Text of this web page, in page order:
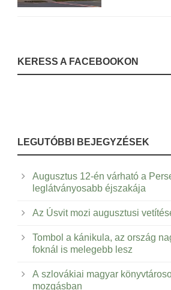
KERESS A FACEBOOKON
LEGUTÓBBI BEJEGYZÉSEK
Augusztus 12-én várható a
leglátványosabb éjszakája
Az Úsvit mozi augusztusi
Tombol a kánikula, az ország
foknál is melegebb lesz
A szlovákiai magyar
mozgásban